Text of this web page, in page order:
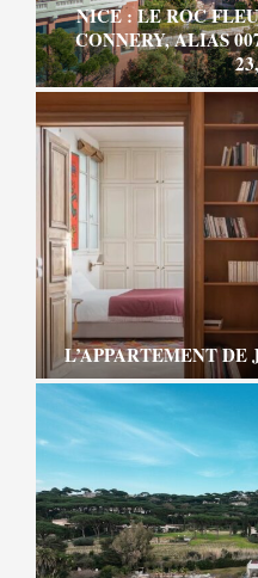
NICE : LE ROC
CONNERY, ALIAS
L’APPARTEMENT